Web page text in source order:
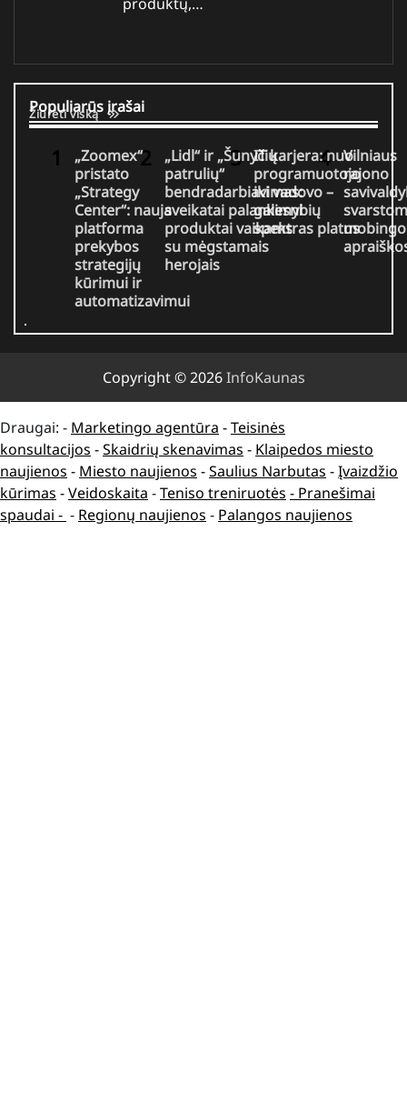
Populiarūs įrašai
Žiūrėti viską
„Zoomex“
pristato
„Strategy
Center“: nauja
platforma
prekybos
strategijų
kūrimui ir
automatizavimui
„Lidl“ ir „Šunyčių
patrulių“
bendradarbiavimas:
sveikatai palankesni
produktai vaikams
su mėgstamais
herojais
IT karjera: nuo
programuotojo
iki vadovo –
galimybių
spektras platus
Vilniaus
rajono
mobingo
Copyright © 2026InfoKaunas
Draugai: - Marketingo agentūra -Teisinės
konsultacijos -Skaidrių skenavimas - Klaipedos miesto
naujienos - Miesto naujienos -Saulius Narbutas -Įvaizdžio
kūrimas -Veidoskaita -Teniso treniruotės - Pranešimai
spaudai - - Regionų naujienos - Palangos naujienos